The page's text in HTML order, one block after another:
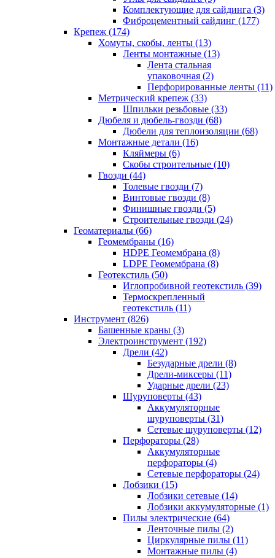
Комплектующие для сайдинга (3)
Фиброцементный сайдинг (177)
Крепеж (174)
Хомуты, скобы, ленты (13)
Ленты монтажные (13)
Лента стальная
упаковочная (2)
Перфорированные ленты (11)
Метрический крепеж (33)
Шпильки резьбовые (33)
Дюбеля и дюбель-гвозди (68)
Дюбели для теплоизоляции (68)
Монтажные детали (16)
Кляймеры (6)
Скобы строительные (10)
Гвозди (44)
Толевые гвозди (7)
Винтовые гвозди (8)
Финишные гвозди (5)
Строительные гвозди (24)
Геоматериалы (66)
Геомембраны (16)
HDPE Геомембрана (8)
LDPE Геомембрана (8)
Геотекстиль (50)
Иглопробивной геотекстиль (39)
Термоскрепленный
геотекстиль (11)
Инструмент (826)
Башенные краны (3)
Электроинструмент (192)
Дрели (42)
Безударные дрели (8)
Дрели-миксеры (11)
Ударные дрели (23)
Шуруповерты (43)
Аккумуляторные
шуруповерты (31)
Сетевые шуруповерты (12)
Перфораторы (28)
Аккумуляторные
перфораторы (4)
Сетевые перфораторы (24)
Лобзики (15)
Лобзики сетевые (14)
Лобзики аккумуляторные (1)
Пилы электрические (64)
Ленточные пилы (2)
Циркулярные пилы (11)
Монтажные пилы (4)